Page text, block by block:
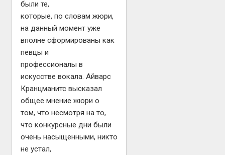
были те,
которые, по словам жюри,
на данный момент уже
вполне сформированы как
певцы и
профессионалы в
искусстве вокала. Айварс
Кранцманитс высказал
общее мнение жюри о
том, что несмотря на то,
что конкурсные дни были
очень насыщенными, никто
не устал,